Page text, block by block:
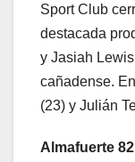
Sport Club
destacada
y Jasiah
cañadense.
(23) y Julián
Almafuerte